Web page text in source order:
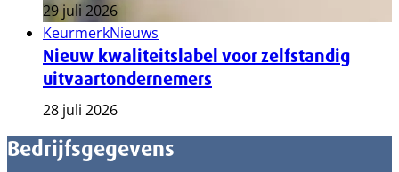
29 juli 2026
KeurmerkNieuws
Nieuw kwaliteitslabel voor zelfstandig
uitvaartondernemers
28 juli 2026
Bedrijfsgegevens